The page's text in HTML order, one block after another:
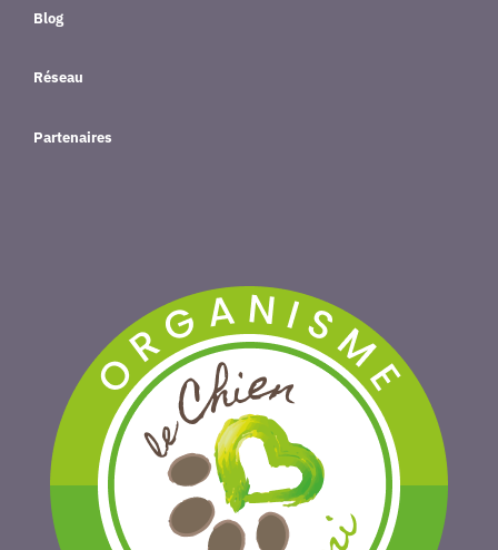
Blog
Réseau
Partenaires